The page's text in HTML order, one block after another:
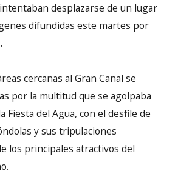
desplazarse de un lugar
difundidas este martes por
cercanas al Gran Canal se
por la multitud que se agolpaba
Fiesta del Agua, con el desfile de
y sus tripulaciones
los principales atractivos del